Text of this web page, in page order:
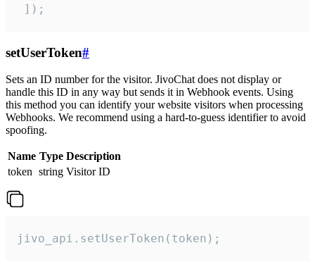
]);
setUserToken#
Sets an ID number for the visitor. JivoChat does not display or
handle this ID in any way but sends it in Webhook events. Using
this method you can identify your website visitors when processing
Webhooks. We recommend using a hard-to-guess identifier to avoid
spoofing.
Name Type Description
token string Visitor ID
jivo_api.setUserToken(token);